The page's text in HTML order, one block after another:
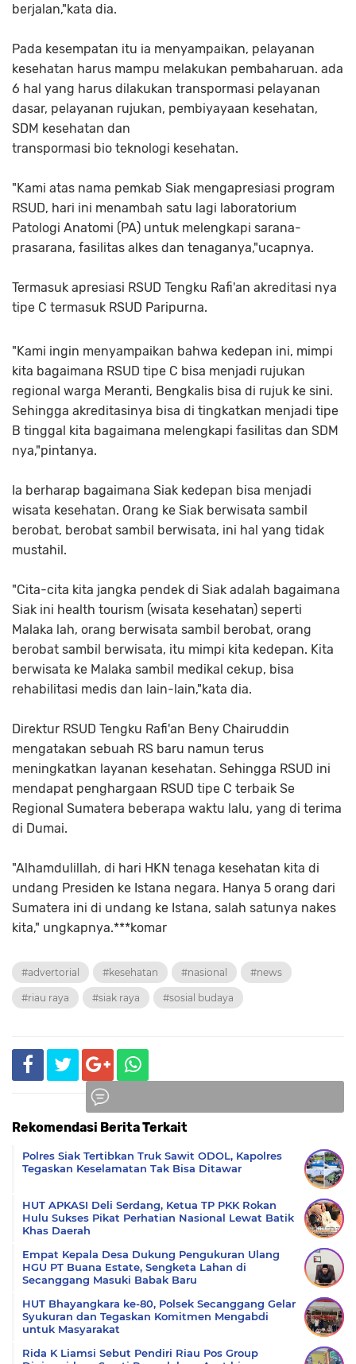
berjalan,"kata dia.
Pada kesempatan itu ia menyampaikan, pelayanan
kesehatan harus mampu melakukan pembaharuan. ada
6 hal yang harus dilakukan transpormasi pelayanan
dasar, pelayanan rujukan, pembiyayaan kesehatan,
SDM kesehatan dan
transpormasi bio teknologi kesehatan.
"Kami atas nama pemkab Siak mengapresiasi program
RSUD, hari ini menambah satu lagi laboratorium
Patologi Anatomi (PA) untuk melengkapi sarana-
prasarana, fasilitas alkes dan tenaganya,"ucapnya.
Termasuk apresiasi RSUD Tengku Rafi'an akreditasi nya
tipe C termasuk RSUD Paripurna.
"Kami ingin menyampaikan bahwa kedepan ini, mimpi
kita bagaimana RSUD tipe C bisa menjadi rujukan
regional warga Meranti, Bengkalis bisa di rujuk ke sini.
Sehingga akreditasinya bisa di tingkatkan menjadi tipe
B tinggal kita bagaimana melengkapi fasilitas dan SDM
nya,"pintanya.
Ia berharap bagaimana Siak kedepan bisa menjadi
wisata kesehatan. Orang ke Siak berwisata sambil
berobat, berobat sambil berwisata, ini hal yang tidak
mustahil.
"Cita-cita kita jangka pendek di Siak adalah bagaimana
Siak ini health tourism (wisata kesehatan) seperti
Malaka lah, orang berwisata sambil berobat, orang
berobat sambil berwisata, itu mimpi kita kedepan. Kita
berwisata ke Malaka sambil medikal cekup, bisa
rehabilitasi medis dan lain-lain,"kata dia.
Direktur RSUD Tengku Rafi'an Beny Chairuddin
mengatakan sebuah RS baru namun terus
meningkatkan layanan kesehatan. Sehingga RSUD ini
mendapat penghargaan RSUD tipe C terbaik Se
Regional Sumatera beberapa waktu lalu, yang di terima
di Dumai.
"Alhamdulillah, di hari HKN tenaga kesehatan kita di
undang Presiden ke Istana negara. Hanya 5 orang dari
Sumatera ini di undang ke Istana, salah satunya nakes
kita," ungkapnya.***komar
#advertorial #kesehatan #nasional #news
#riau raya #siak raya #sosial budaya
Rekomendasi Berita Terkait
Polres Siak Tertibkan Truk Sawit ODOL, Kapolres
Tegaskan Keselamatan Tak Bisa Ditawar
HUT APKASI Deli Serdang, Ketua TP PKK Rokan
Hulu Sukses Pikat Perhatian Nasional Lewat Batik
Khas Daerah
Empat Kepala Desa Dukung Pengukuran Ulang
HGU PT Buana Estate, Sengketa Lahan di
Secanggang Masuki Babak Baru
HUT Bhayangkara ke-80, Polsek Secanggang Gelar
Syukuran dan Tegaskan Komitmen Mengabdi
untuk Masyarakat
Rida K Liamsi Sebut Pendiri Riau Pos Group